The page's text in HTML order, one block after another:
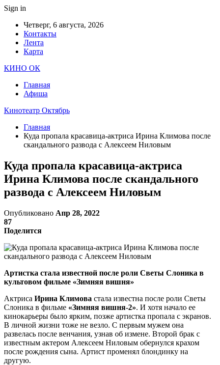
Sign in
Четверг, 6 августа, 2026
Контакты
Лента
Карта
КИНО ОК
Главная
Афиша
Кинотеатр Октябрь
Главная
Куда пропала красавица-актриса Ирина Климова после
скандального развода с Алексеем Ниловым
Куда пропала красавица-актриса
Ирина Климова после скандального
развода с Алексеем Ниловым
Опубликовано Апр 28, 2022
87
Поделится
Артистка стала известной после роли Светы Слоника в
культовом фильме «Зимняя вишня»
Актриса Ирина Климова стала известна после роли Светы
Слоника в фильме «Зимняя вишня-2». И хотя начало ее
кинокарьеры было ярким, позже артистка пропала с экранов.
В личной жизни тоже не везло. С первым мужем она
развелась после венчания, узнав об измене. Второй брак с
известным актером Алексеем Ниловым обернулся крахом
после рождения сына. Артист променял блондинку на
другую.